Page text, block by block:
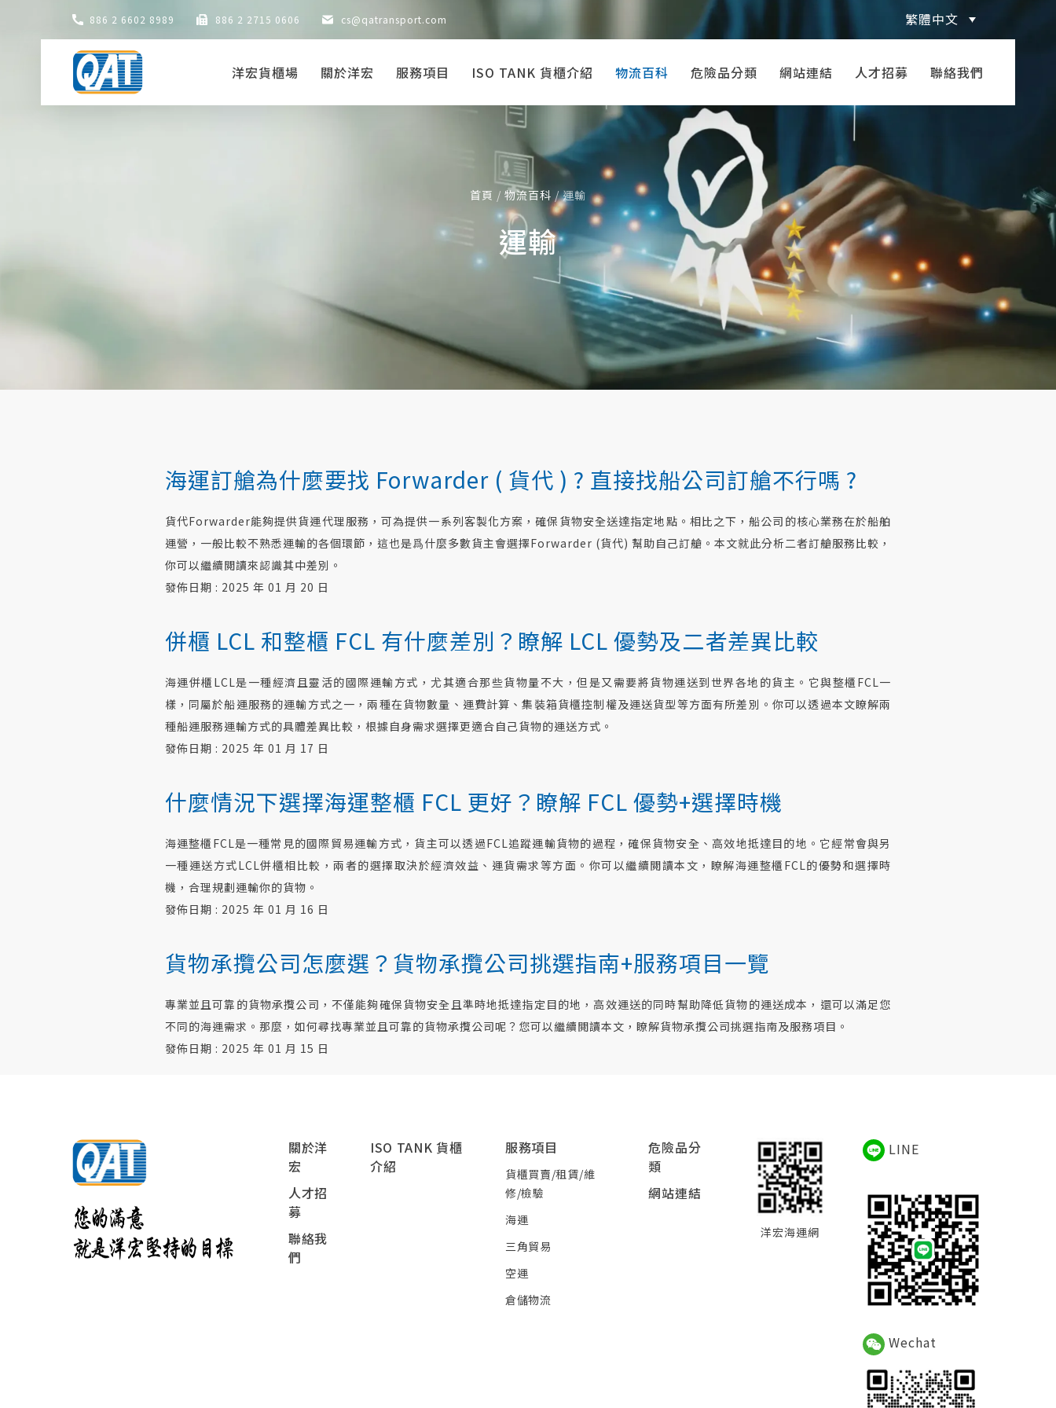
886 2 6602 8989 886 2 2715 0606 cs@qatransport.com 繁體中文
洋宏貨櫃場 關於洋宏 服務項目 ISO TANK 貨櫃介紹 物流百科 危險品分類 網站連結 人才招募 聯絡我們
首頁 / 物流百科 /運輸
運輸
海運訂艙為什麼要找 Forwarder ( 貨代 ) ? 直接找船公司訂艙不行嗎 ?
貨代Forwarder能夠提供貨運代理服務，可為提供一系列客製化方案，確保貨物安全送達指定地點。相比之下，船公司的核心業務在於船舶
運營，一般比較不熟悉運輸的各個環節，這也是爲什麼多數貨主會選擇Forwarder (貨代) 幫助自己訂艙。本文就此分析二者訂艙服務比較，
你可以繼續閲讀來認識其中差別。
發佈日期 : 2025 年 01 月 20 日
併櫃 LCL 和整櫃 FCL 有什麼差別？瞭解 LCL 優勢及二者差異比較
海運併櫃LCL是一種經濟且靈活的國際運輸方式，尤其適合那些貨物量不大，但是又需要將貨物運送到世界各地的貨主。它與整櫃FCL一
樣，同屬於船運服務的運輸方式之一，兩種在貨物數量、運費計算、集裝箱貨櫃控制權及運送貨型等方面有所差別。你可以透過本文瞭解兩
種船運服務運輸方式的具體差異比較，根據自身需求選擇更適合自己貨物的運送方式。
發佈日期 : 2025 年 01 月 17 日
什麼情況下選擇海運整櫃 FCL 更好？瞭解 FCL 優勢+選擇時機
海運整櫃FCL是一種常見的國際貿易運輸方式，貨主可以透過FCL追蹤運輸貨物的過程，確保貨物安全、高效地抵達目的地。它經常會與另
一種運送方式LCL併櫃相比較，兩者的選擇取決於經濟效益、運貨需求等方面。你可以繼續閲讀本文，瞭解海運整櫃FCL的優勢和選擇時
機，合理規劃運輸你的貨物。
發佈日期 : 2025 年 01 月 16 日
貨物承攬公司怎麼選？貨物承攬公司挑選指南+服務項目一覽
專業並且可靠的貨物承攬公司，不僅能夠確保貨物安全且準時地抵達指定目的地，高效運送的同時幫助降低貨物的運送成本，還可以滿足您
不同的海運需求。那麼，如何尋找專業並且可靠的貨物承攬公司呢？您可以繼續閲讀本文，瞭解貨物承攬公司挑選指南及服務項目。
發佈日期 : 2025 年 01 月 15 日
關於洋
宏
人才招
募
聯絡我
們
ISO TANK 貨櫃
介紹
服務項目
貨櫃買賣/租賃/維
修/檢驗
海運
三角貿易
空運
倉儲物流
危險品分
類
網站連結
洋宏海運網
LINE
Wechat